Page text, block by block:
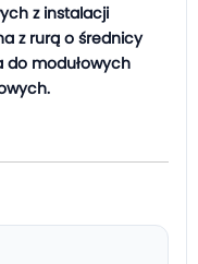
z instalacji
z rurą o średnicy
do modułowych